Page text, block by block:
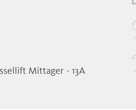
Mittager - 13A